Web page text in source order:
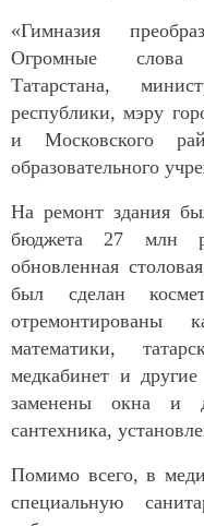
«Гимназия
Огромные слова
Татарстана,
республики, мэру
и Московского
образовательного
На ремонт здания
бюджета 27 млн
обновленная
был сделан
отремонтированы
математики,
медкабинет и
заменены окна и
сантехника,
Помимо всего, в
специальную